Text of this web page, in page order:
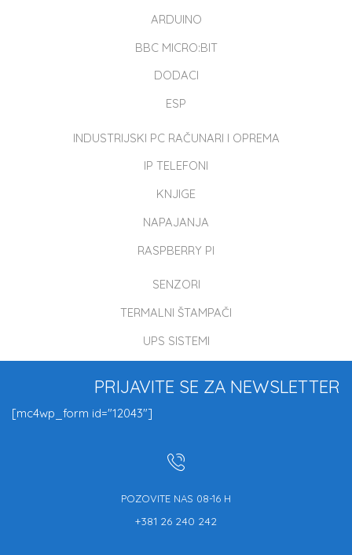
ARDUINO
BBC MICRO:BIT
DODACI
ESP
INDUSTRIJSKI PC RAČUNARI I OPREMA
IP TELEFONI
KNJIGE
NAPAJANJA
RASPBERRY PI
SENZORI
TERMALNI ŠTAMPAČI
UPS SISTEMI
PRIJAVITE SE ZA NEWSLETTER
[mc4wp_form id="12043"]
POZOVITE NAS 08-16 H
+381 26 240 242